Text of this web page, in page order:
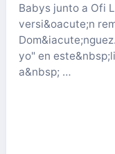
Babys junto a Ofi
versi&oacute;n
yo" en
a&nbsp; …